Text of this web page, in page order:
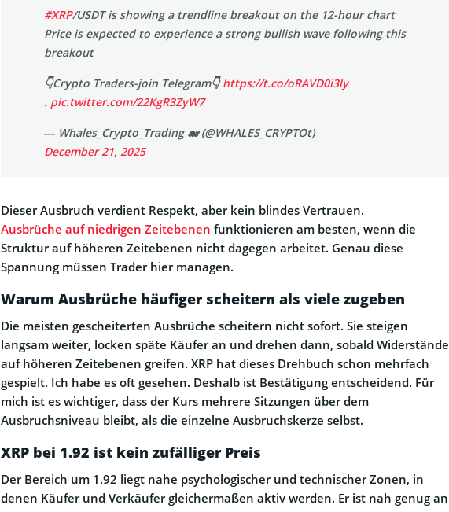
#XRP/USDT is showing a trendline breakout on the 12-hour chart
Price is expected to experience a strong bullish wave following this
breakout
👇Crypto Traders-join Telegram👇https://t.co/oRAVD0i3ly
. pic.twitter.com/22KgR3ZyW7
— Whales_Crypto_Trading 🐋 (@WHALES_CRYPTOt)
December 21, 2025
Dieser Ausbruch verdient Respekt, aber kein blindes Vertrauen.
Ausbrüche auf niedrigen Zeitebenen funktionieren am besten, wenn die
Struktur auf höheren Zeitebenen nicht dagegen arbeitet. Genau diese
Spannung müssen Trader hier managen.
Warum Ausbrüche häufiger scheitern als viele zugeben
Die meisten gescheiterten Ausbrüche scheitern nicht sofort. Sie steigen
langsam weiter, locken späte Käufer an und drehen dann, sobald Widerstände
auf höheren Zeitebenen greifen. XRP hat dieses Drehbuch schon mehrfach
gespielt. Ich habe es oft gesehen. Deshalb ist Bestätigung entscheidend. Für
mich ist es wichtiger, dass der Kurs mehrere Sitzungen über dem
Ausbruchsniveau bleibt, als die einzelne Ausbruchskerze selbst.
XRP bei 1.92 ist kein zufälliger Preis
Der Bereich um 1.92 liegt nahe psychologischer und technischer Zonen, in
denen Käufer und Verkäufer gleichermaßen aktiv werden. Er ist nah genug an